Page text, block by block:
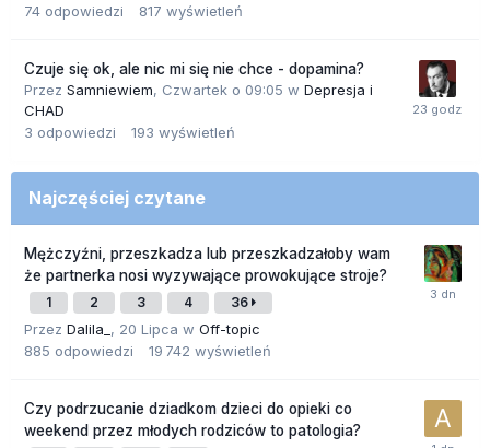
74 odpowiedzi 817 wyświetleń
Czuje się ok, ale nic mi się nie chce - dopamina?
Przez Samniewiem, Czwartek o 09:05 w Depresja i
CHAD
3 odpowiedzi 193 wyświetleń
Najczęściej czytane
Mężczyźni, przeszkadza lub przeszkadzałoby wam
że partnerka nosi wyzywające prowokujące stroje?
1 2 3 4 36
Przez Dalila_ , 20 Lipca w Off-topic
885 odpowiedzi 19 742 wyświetleń
Czy podrzucanie dziadkom dzieci do opieki co
weekend przez młodych rodziców to patologia?